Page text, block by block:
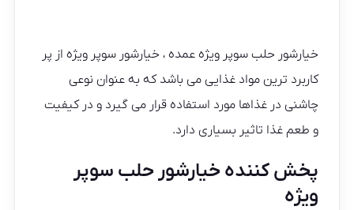
خیارشور حلب سوپر ویژه عمده ، خیارشور سوپر ویژه از پر
کاربرد ترین مواد غذایی می باشد که به عنوان نوعی
چاشنی در غذاها مورد استفاده قرار می‌ گیرد و در کیفیت
و طعم غذا تاثیر بسیاری دارد.
پخش کننده خیارشور حلب سوپر
ویژه